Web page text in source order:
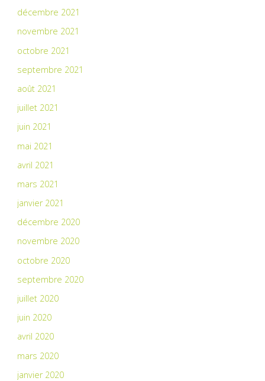
décembre 2021
novembre 2021
octobre 2021
septembre 2021
août 2021
juillet 2021
juin 2021
mai 2021
avril 2021
mars 2021
janvier 2021
décembre 2020
novembre 2020
octobre 2020
septembre 2020
juillet 2020
juin 2020
avril 2020
mars 2020
janvier 2020